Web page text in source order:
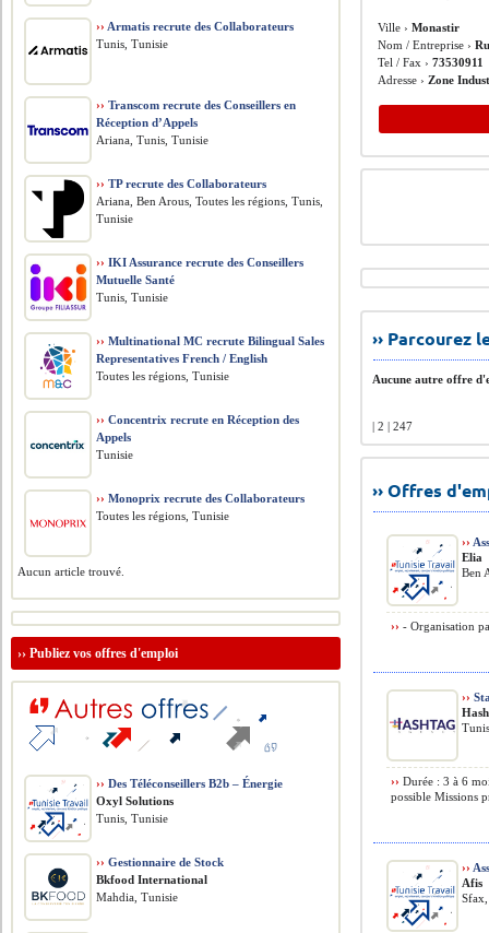
Ville ›Monastir
Nom / Entreprise ›
Tel / Fax ›73530911
Adresse ›Zone
››
Aucune autre offre
| 2 | 247
›› Offres
››
Elia
Ben
›› - Organisation
››
›› Durée : 3 à 6
possible Missions
››
Afis
›› Armatis recrute des Collaborateurs
Tunis, Tunisie
›› Transcom recrute des Conseillers en
Réception d’Appels
Ariana, Tunis, Tunisie
›› TP recrute des Collaborateurs
Ariana, Ben Arous, Toutes les régions, Tunis,
Tunisie
›› IKI Assurance recrute des Conseillers
Mutuelle Santé
Tunis, Tunisie
›› Multinational MC recrute Bilingual Sales
Representatives French / English
Toutes les régions, Tunisie
›› Concentrix recrute en Réception des
Appels
Tunisie
›› Monoprix recrute des Collaborateurs
Toutes les régions, Tunisie
Aucun article trouvé.
››Publiez vos offres d'emploi
›› Des Téléconseillers B2b – Énergie
Oxyl Solutions
Tunis, Tunisie
›› Gestionnaire de Stock
Bkfood International
Mahdia, Tunisie